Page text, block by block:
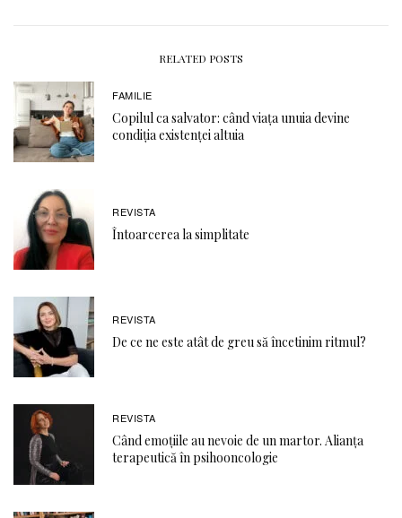
RELATED POSTS
FAMILIE
Copilul ca salvator: când viața unuia devine
condiția existenței altuia
REVISTA
Întoarcerea la simplitate
REVISTA
De ce ne este atât de greu să încetinim ritmul?
REVISTA
Când emoţiile au nevoie de un martor. Alianţa
terapeutică în psihooncologie